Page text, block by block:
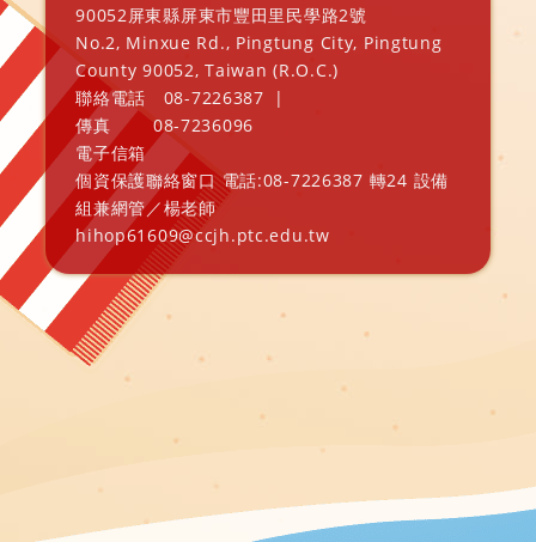
90052屏東縣屏東市豐田里民學路2號
No.2, Minxue Rd., Pingtung City, Pingtung
County 90052, Taiwan (R.O.C.)
聯絡電話
08-7226387
|
傳真
08-7236096
電子信箱
個資保護聯絡窗口 電話:08-7226387 轉24 設備
組兼網管／楊老師
hihop61609@ccjh.ptc.edu.tw